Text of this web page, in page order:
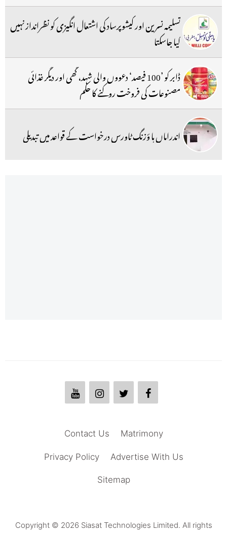
تسلیمہ نسرین اور کیشوپرساد کی اشتعال انگیزی کو نظرانداز نہیں
کیا جاسکتا
ڈابر کو ’100 فیصد‘ دعووں والی شہد، گھی اور دیگر غذائی
مصنوعات کی فروخت روکنے کا حکم
اندراماں ہا ؤزنگ ٹاورس درخواست کے قواعد میں تبدیلی
Matrimony
Contact Us
Advertise With Us
Privacy Policy
Sitemap
Copyright © 2026 Siasat Technologies Limited. All rights